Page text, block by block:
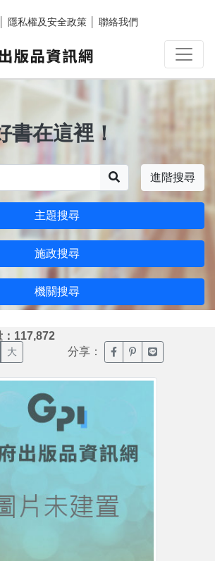
隱私權及安全政策 聯絡我們
書在這裡！
進階搜尋
主題搜尋
施政搜尋
機關搜尋
：117,872
大 分享： 臉書分享(另開新視窗)
噗浪分享(另開新
Line分享(另